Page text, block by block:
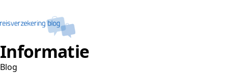
Informatie
Blog